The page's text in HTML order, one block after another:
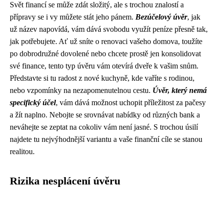
Svět financí se může zdát složitý, ale s trochou znalostí a
přípravy se i vy můžete stát jeho pánem. Bezúčelový úvěr, jak
už název napovídá, vám dává svobodu využít peníze přesně tak,
jak potřebujete. Ať už sníte o renovaci vašeho domova, toužíte
po dobrodružné dovolené nebo chcete prostě jen konsolidovat
své finance, tento typ úvěru vám otevírá dveře k vašim snům.
Představte si tu radost z nové kuchyně, kde vaříte s rodinou,
nebo vzpomínky na nezapomenutelnou cestu. Úvěr, který nemá
specifický účel, vám dává možnost uchopit příležitost za pačesy
a žít naplno. Nebojte se srovnávat nabídky od různých bank a
neváhejte se zeptat na cokoliv vám není jasné. S trochou úsilí
najdete tu nejvýhodnější variantu a vaše finanční cíle se stanou
realitou.
Rizika nesplácení úvěru